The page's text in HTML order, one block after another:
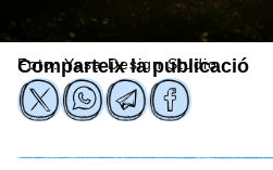
Foto: Yasa Design Studio
Comparteix la publicació